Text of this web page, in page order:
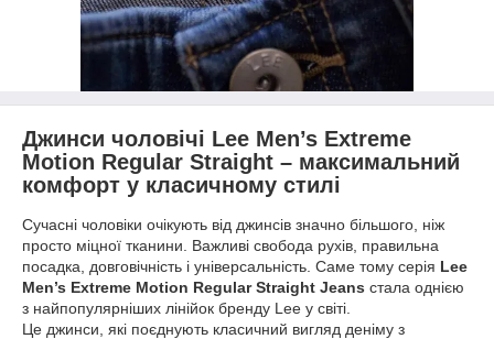
Джинси чоловічі Lee Men’s Extreme
Motion Regular Straight – максимальний
комфорт у класичному стилі
Сучасні чоловіки очікують від джинсів значно більшого, ніж
просто міцної тканини. Важливі свобода рухів, правильна
посадка, довговічність і універсальність. Саме тому серія Lee
Men’s Extreme Motion Regular Straight Jeans стала однією
з найпопулярніших лінійок бренду Lee у світі.
Це джинси, які поєднують класичний вигляд деніму з